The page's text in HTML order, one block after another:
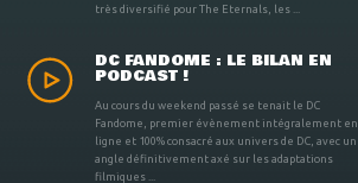
très diversifié pour The Eternals, les ...
DC FANDOME : LE BILAN EN
PODCAST !
Au cours du weekend passé se tenait le DC
Fandome, premier évènement intégralement en
ligne et 100% consacré aux univers de DC, avec un
angle définitivement axé sur les adaptations
filmiques ...